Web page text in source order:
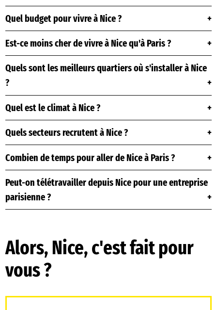
Quel budget pour vivre à Nice ?
Est-ce moins cher de vivre à Nice qu'à Paris ?
Quels sont les meilleurs quartiers où s'installer à Nice
?
Quel est le climat à Nice ?
Quels secteurs recrutent à Nice ?
Combien de temps pour aller de Nice à Paris ?
Peut-on télétravailler depuis Nice pour une entreprise
parisienne ?
Alors, Nice, c'est fait pour
vous ?